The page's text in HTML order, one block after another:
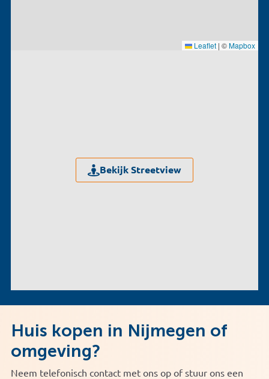
Leaflet | ©Mapbox
Bekijk Streetview
Huis kopen in Nijmegen of
omgeving?
Neem telefonisch contact met ons op of stuur ons een